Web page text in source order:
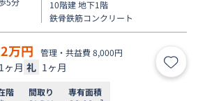
10階建 地下1階
鉄骨鉄筋コンクリート
万円 管理・共益費 8,000円
1ヶ月 礼 1ヶ月 お気
階 間取り 専有面積